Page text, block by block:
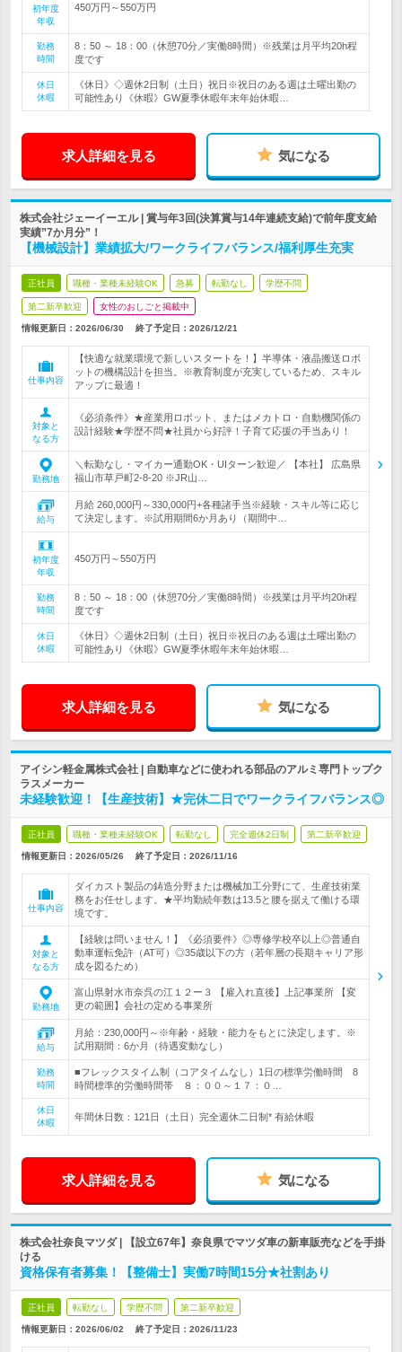
初年度
年収
450万円～550万円
勤務
時間
8：50 ～ 18：00（休憩70分／実働8時間）※残業は月平均20h程
度です
休日
休暇
《休日》◇週休2日制（土日）祝日※祝日のある週は土曜出勤の
可能性あり《休暇》GW夏季休暇年末年始休暇…
求人詳細を見る 気になる
株式会社ジェーイーエル | 賞与年3回(決算賞与14年連続支給)で前年度支給
実績”7か月分”！
【機械設計】業績拡大/ワークライフバランス/福利厚生充実
正社員 職種・業種未経験OK 急募 転勤なし 学歴不問
第二新卒歓迎 女性のおしごと掲載中
情報更新日：2026/06/30 終了予定日： 2026/12/21
仕事内容
【快適な就業環境で新しいスタートを！】半導体・液晶搬送ロボ
ットの機構設計を担当。※教育制度が充実しているため、スキル
アップに最適！
対象と
なる方
《必須条件》★産業用ロボット、またはメカトロ・自動機関係の
設計経験★学歴不問★社員から好評！子育て応援の手当あり！
勤務地
＼転勤なし・マイカー通勤OK・UIターン歓迎／ 【本社】 広島県
福山市草戸町2-8-20 ※JR山…
給与
月給 260,000円～330,000円+各種諸手当※経験・スキル等に応じ
て決定します。※試用期間6か月あり（期間中…
初年度
年収
450万円～550万円
勤務
時間
8：50 ～ 18：00（休憩70分／実働8時間）※残業は月平均20h程
度です
休日
休暇
《休日》◇週休2日制（土日）祝日※祝日のある週は土曜出勤の
可能性あり《休暇》GW夏季休暇年末年始休暇…
求人詳細を見る 気になる
アイシン軽金属株式会社 | 自動車などに使われる部品のアルミ専門トップク
ラスメーカー
未経験歓迎！【生産技術】★完休二日でワークライフバランス◎
正社員 職種・業種未経験OK 転勤なし 完全週休2日制 第二新卒歓迎
情報更新日：2026/05/26 終了予定日： 2026/11/16
仕事内容
ダイカスト製品の鋳造分野または機械加工分野にて、生産技術業
務をお任せします。★平均勤続年数は13.5と腰を据えて働ける環
境です。
対象と
なる方
【経験は問いません！】《必須要件》◎専修学校卒以上◎普通自
動車運転免許（AT可）◎35歳以下の方（若年層の長期キャリア形
成を図るため）
勤務地
富山県射水市奈呉の江１２ー３ 【雇入れ直後】上記事業所 【変
更の範囲】会社の定める事業所
給与
月給：230,000円～※年齢・経験・能力をもとに決定します。※
試用期間：6か月（待遇変動なし）
勤務
時間
■フレックスタイム制（コアタイムなし）1日の標準労働時間 8
時間標準的労働時間帯 ８：００～１７：０…
休日
休暇
年間休日数：121日（土日）完全週休二日制* 有給休暇
求人詳細を見る 気になる
株式会社奈良マツダ | 【設立67年】奈良県でマツダ車の新車販売などを手掛
ける
資格保有者募集！【整備士】実働7時間15分★社割あり
正社員 転勤なし 学歴不問 第二新卒歓迎
情報更新日：2026/06/02 終了予定日： 2026/11/23